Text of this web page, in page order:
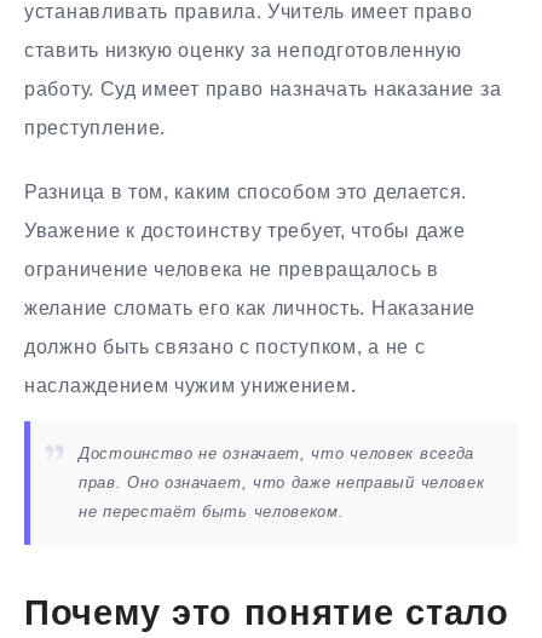
устанавливать правила. Учитель имеет право
ставить низкую оценку за неподготовленную
работу. Суд имеет право назначать наказание за
преступление.
Разница в том, каким способом это делается.
Уважение к достоинству требует, чтобы даже
ограничение человека не превращалось в
желание сломать его как личность. Наказание
должно быть связано с поступком, а не с
наслаждением чужим унижением.
Достоинство не означает, что человек всегда
прав. Оно означает, что даже неправый человек
не перестаёт быть человеком.
Почему это понятие стало